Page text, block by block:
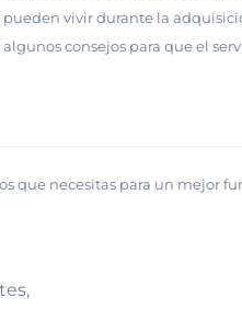
vivir durante la
consejos para que el
que necesitas para un mejor